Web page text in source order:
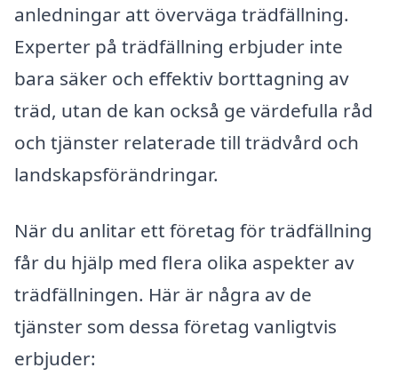
anledningar att överväga trädfällning.
Experter på trädfällning erbjuder inte
bara säker och effektiv borttagning av
träd, utan de kan också ge värdefulla råd
och tjänster relaterade till trädvård och
landskapsförändringar.
När du anlitar ett företag för trädfällning
får du hjälp med flera olika aspekter av
trädfällningen. Här är några av de
tjänster som dessa företag vanligtvis
erbjuder: